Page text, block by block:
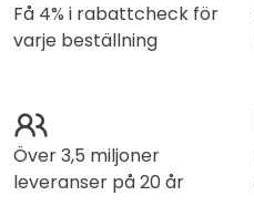
Få 4% i rabattcheck för
varje beställning
Över 3,5 miljoner
leveranser på 20 år